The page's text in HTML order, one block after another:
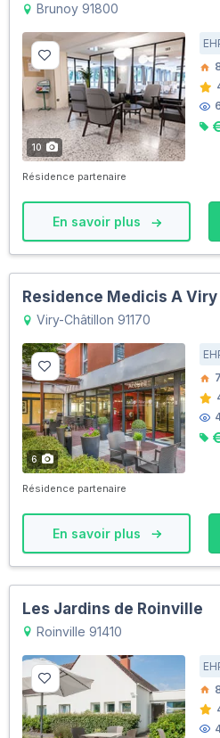
Brunoy 91800
10
Résidence partenaire
En savoir plus
Residence Medicis A
Viry-Châtillon 91170
6
Résidence partenaire
En savoir plus
Les Jardins de Roinville
Roinville 91410